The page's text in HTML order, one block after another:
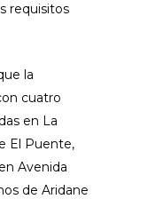
requisitos
la
cuatro
en La
El Puente,
Avenida
de Aridane